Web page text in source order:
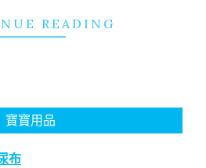
READING
寶寶用品
布